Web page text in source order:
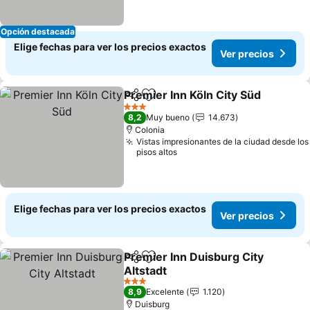
Opción destacada
Elige fechas para ver los precios exactos
Ver precios
CompartirAgregar a favoritos
Premier Inn Köln City Süd
3 Estrellas
8,2 Muy bueno
14.673
Colonia
Vistas impresionantes de la ciudad desde los
pisos altos
Elige fechas para ver los precios exactos
Ver precios
CompartirAgregar a favoritos
Premier Inn Duisburg City
Altstadt
3 Estrellas
8,9 Excelente
1.120
Duisburg